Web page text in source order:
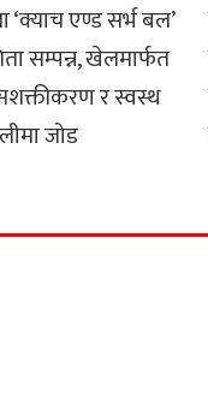
‘क्याच एण्ड सर्भ बल’
सम्पन्न, खेलमार्फत
र स्वस्थ
जोड